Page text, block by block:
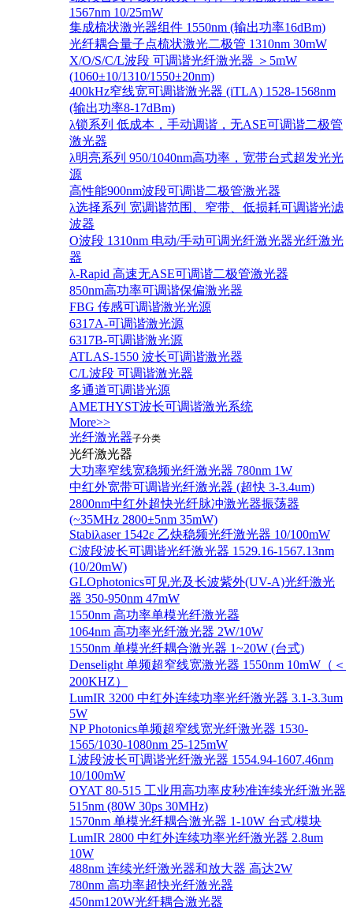
1567nm 10/25mW
集成梳状激光器组件 1550nm (输出功率16dBm)
光纤耦合量子点梳状激光二极管 1310nm 30mW
X/O/S/C/L波段 可调谐光纤激光器 ＞5mW
(1060±10/1310/1550±20nm)
400kHz窄线宽可调谐激光器 (iTLA) 1528-1568nm
(输出功率8-17dBm)
λ锁系列 低成本，手动调谐，无ASE可调谐二极管
激光器
λ明亮系列 950/1040nm高功率，宽带台式超发光光
源
高性能900nm波段可调谐二极管激光器
λ选择系列 宽调谐范围、窄带、低损耗可调谐光滤
波器
O波段 1310nm 电动/手动可调光纤激光器光纤激光
器
λ-Rapid 高速无ASE可调谐二极管激光器
850nm高功率可调谐保偏激光器
FBG 传感可调谐激光光源
6317A-可调谐激光源
6317B-可调谐激光源
ATLAS-1550 波长可调谐激光器
C/L波段 可调谐激光器
多通道可调谐光源
AMETHYST波长可调谐激光系统
More>>
光纤激光器子分类
光纤激光器
大功率窄线宽稳频光纤激光器 780nm 1W
中红外宽带可调谐光纤激光器 (超快 3-3.4um)
2800nm中红外超快光纤脉冲激光器振荡器
(~35MHz 2800±5nm 35mW)
Stabiλaser 1542ε 乙炔稳频光纤激光器 10/100mW
C波段波长可调谐光纤激光器 1529.16-1567.13nm
(10/20mW)
GLOphotonics可见光及长波紫外(UV-A)光纤激光
器 350-950nm 47mW
1550nm 高功率单模光纤激光器
1064nm 高功率光纤激光器 2W/10W
1550nm 单模光纤耦合激光器 1~20W (台式)
Denselight 单频超窄线宽激光器 1550nm 10mW（＜
200KHZ）
LumIR 3200 中红外连续功率光纤激光器 3.1-3.3um
5W
NP Photonics单频超窄线宽光纤激光器 1530-
1565/1030-1080nm 25-125mW
L波段波长可调谐光纤激光器 1554.94-1607.46nm
10/100mW
OYAT 80-515 工业用高功率皮秒准连续光纤激光器
515nm (80W 30ps 30MHz)
1570nm 单模光纤耦合激光器 1-10W 台式/模块
LumIR 2800 中红外连续功率光纤激光器 2.8um
10W
488nm 连续光纤激光器和放大器 高达2W
780nm 高功率超快光纤激光器
450nm120W光纤耦合激光器